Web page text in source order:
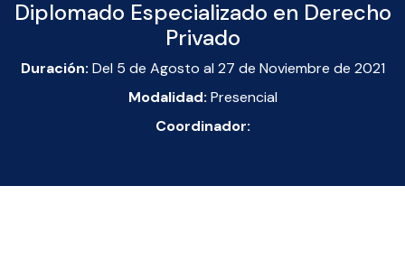
Diplomado Especializado en Derecho
Privado
Duración: Del 5 de Agosto al 27 de Noviembre de 2021
Modalidad: Presencial
Coordinador: